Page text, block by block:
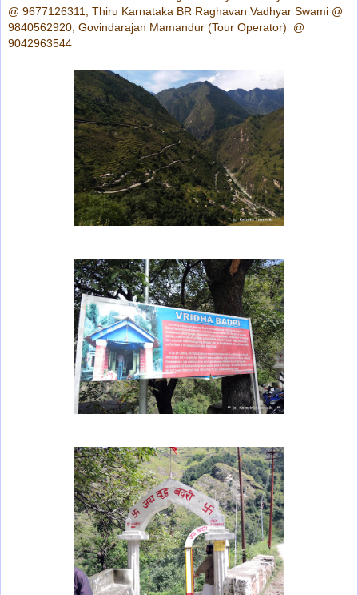
@ 9677126311; Thiru Karnataka BR Raghavan Vadhyar Swami @
9840562920; Govindarajan Mamandur (Tour Operator) @
9042963544